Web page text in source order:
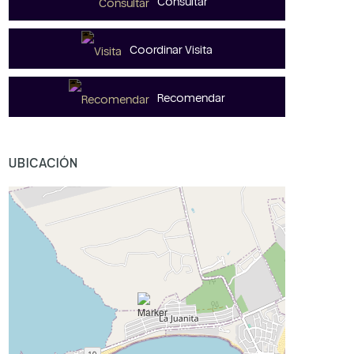
Coordinar Visita
Recomendar
UBICACIÓN